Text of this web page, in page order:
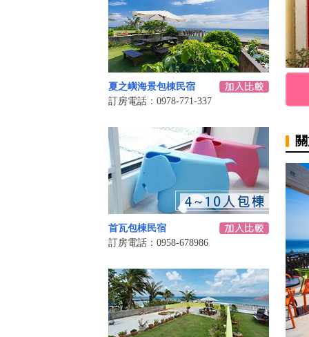
夏之嶼海景包棟民宿
訂房電話：0978-771-337
首瓦包棟民宿
訂房電話：0958-678986